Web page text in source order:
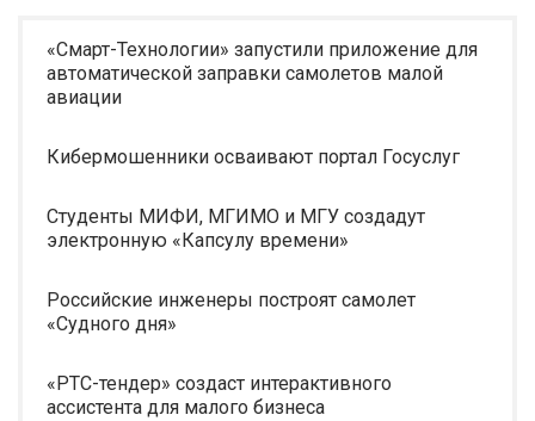
«Смарт-Технологии» запустили приложение для
автоматической заправки самолетов малой
авиации
Кибермошенники осваивают портал Госуслуг
Студенты МИФИ, МГИМО и МГУ создадут
электронную «Капсулу времени»
Российские инженеры построят самолет
«Судного дня»
«РТС-тендер» создаст интерактивного
ассистента для малого бизнеса